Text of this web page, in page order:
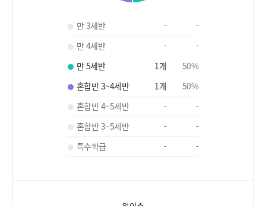
만 3세반 -
-
만 4세반
-
-
만 5세반
1개 50%
혼합반 3~4세반
1개 50%
혼합반 4~5세반
-
-
혼합반 3~5세반
-
-
특수학급
- -